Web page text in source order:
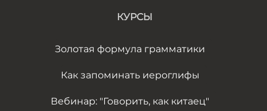
КУРСЫ
Золотая формула грамматики
Как запоминать иероглифы
Вебинар: "Говорить, как китаец"